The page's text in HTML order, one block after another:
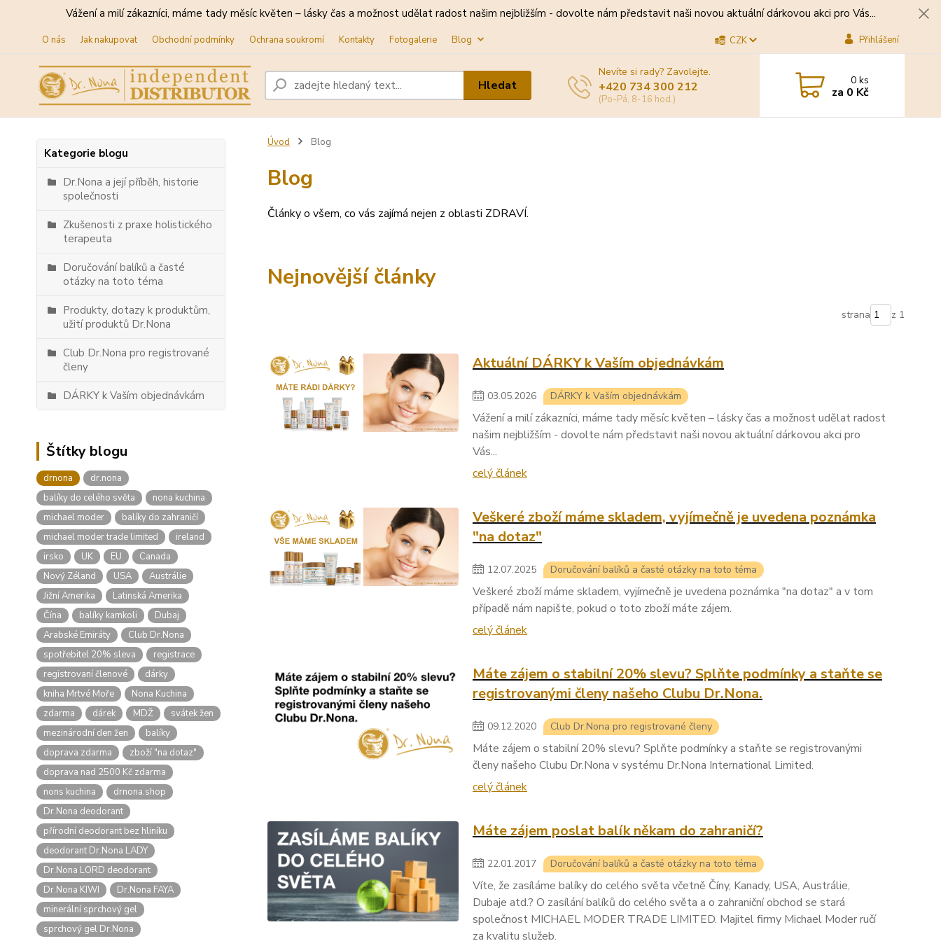
Vážení a milí zákazníci, máme tady měsíc květen – lásky čas a možnost udělat radost našim nejbližším - dovolte nám představit naši novou aktuální dárkovou akci pro Vás...
O nás Jak nakupovat Obchodní podmínky Ochrana soukromí Kontakty Fotogalerie Blog CZK Přihlášení
Hledat
Nevíte si rady? Zavolejte.
+420 734 300 212
(Po-Pá, 8-16 hod.)
0ks
za 0 Kč
Kategorie blogu
Dr.Nona a její příběh, historie
společnosti
Zkušenosti z praxe holistického
terapeuta
Doručování balíků a časté
otázky na toto téma
Produkty, dotazy k produktům,
užití produktů Dr.Nona
Club Dr.Nona pro registrované
členy
DÁRKY k Vaším objednávkám
Štítky blogu
drnona
dr.nona
balíky do celého světa
nona kuchina
michael moder
balíky do zahraničí
michael moder trade limited
ireland
irsko
UK EU
Canada
Nový Zéland
USA
Austrálie
Jižní Amerika
Latinská Amerika
Čína
balíky kamkoli
Dubaj
Arabské Emiráty
Club Dr.Nona
spotřebitel 20% sleva
registrace
registrovaní členové
dárky
kniha Mrtvé Moře
Nona Kuchina
zdarma
dárek MDŽ
svátek žen
mezinárodní den žen
balíky
doprava zdarma
zboží "na dotaz"
doprava nad 2500 Kč zdarma
nons kuchina
drnona.shop
Dr.Nona deodorant
přírodní deodorant bez hliníku
deodorant Dr.Nona LADY
Dr.Nona LORD deodorant
Dr.Nona KIWI
Dr.Nona FAYA
minerální sprchový gel
sprchový gel Dr.Nona
Úvod Blog
Blog
Články o všem, co vás zajímá nejen z oblasti ZDRAVÍ.
Nejnovější články
strana z 1
Aktuální DÁRKY k Vaším objednávkám
03.05.2026 DÁRKY k Vaším objednávkám
Vážení a milí zákazníci, máme tady měsíc květen – lásky čas a možnost udělat radost
našim nejbližším - dovolte nám představit naši novou aktuální dárkovou akci pro
Vás...
celý článek
Veškeré zboží máme skladem, vyjímečně je uvedena poznámka
"na dotaz"
12.07.2025 Doručování balíků a časté otázky na toto téma
Veškeré zboží máme skladem, vyjímečně je uvedena poznámka "na dotaz" a v tom
případě nám napište, pokud o toto zboží máte zájem.
celý článek
Máte zájem o stabilní 20% slevu? Splňte podmínky a staňte se
registrovanými členy našeho Clubu Dr.Nona.
09.12.2020 Club Dr.Nona pro registrované členy
Máte zájem o stabilní 20% slevu? Splňte podmínky a staňte se registrovanými
členy našeho Clubu Dr.Nona v systému Dr.Nona International Limited.
celý článek
Máte zájem poslat balík někam do zahraničí?
22.01.2017 Doručování balíků a časté otázky na toto téma
Víte, že zasíláme balíky do celého světa včetně Číny, Kanady, USA, Austrálie,
Dubaje atd.? O zasílání balíků do celého světa a o zahraniční obchod se stará
společnost MICHAEL MODER TRADE LIMITED. Majitel firmy Michael Moder ručí
za kvalitu služeb.